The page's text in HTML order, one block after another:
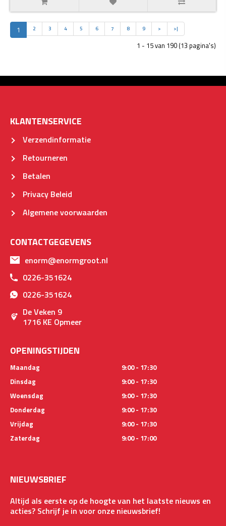
1 2 3 4 5 6 7 8 9 > >|
1 - 15 van 190 (13 pagina's)
KLANTENSERVICE
Verzendinformatie
Retourneren
Betalen
Privacy Beleid
Algemene voorwaarden
CONTACTGEGEVENS
enorm@enormgroot.nl
0226-351624
0226-351624
De Veken 9
1716 KE Opmeer
OPENINGSTIJDEN
Maandag
9:00 - 17:30
Dinsdag
9:00 - 17:30
Woensdag
9:00 - 17:30
Donderdag
9:00 - 17:30
Vrijdag
9:00 - 17:30
Zaterdag
9:00 - 17:00
NIEUWSBRIEF
Altijd als eerste op de hoogte van het laatste nieuws en
acties? Schrijf je in voor onze nieuwsbrief!